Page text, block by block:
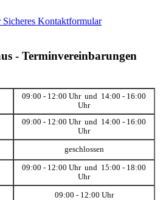
Sicheres Kontaktformular
- Terminvereinbarungen
09:00 - 12:00 Uhr und 14:00 - 16:00
Uhr
09:00 - 12:00 Uhr und 14:00 - 16:00
Uhr
geschlossen
09:00 - 12:00 Uhr und 15:00 - 18:00
Uhr
09:00 - 12:00 Uhr